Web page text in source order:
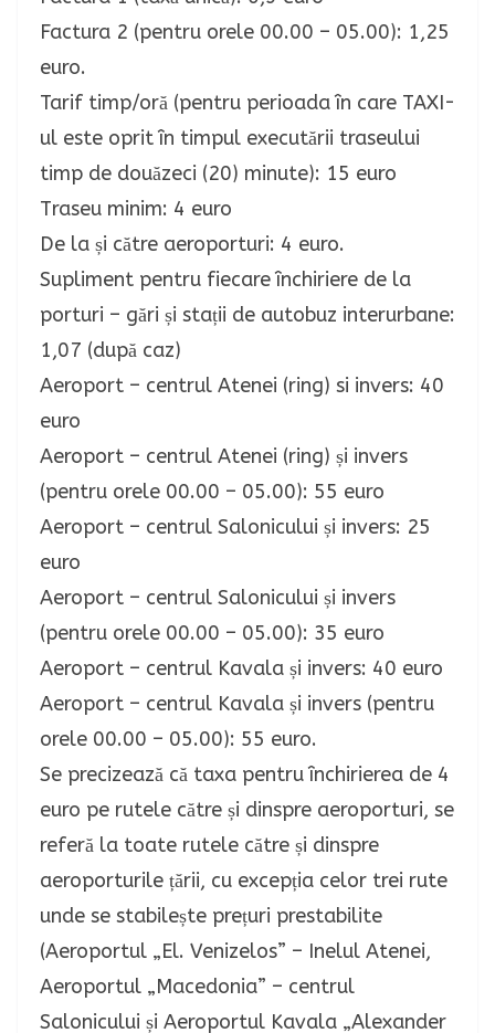
Factura 2 (pentru orele 00.00 – 05.00): 1,25
euro.
Tarif timp/oră (pentru perioada în care TAXI-
ul este oprit în timpul executării traseului
timp de douăzeci (20) minute): 15 euro
Traseu minim: 4 euro
De la și către aeroporturi: 4 euro.
Supliment pentru fiecare închiriere de la
porturi – gări și stații de autobuz interurbane:
1,07 (după caz)
Aeroport – centrul Atenei (ring) si invers: 40
euro
Aeroport – centrul Atenei (ring) și invers
(pentru orele 00.00 – 05.00): 55 euro
Aeroport – centrul Salonicului și invers: 25
euro
Aeroport – centrul Salonicului și invers
(pentru orele 00.00 – 05.00): 35 euro
Aeroport – centrul Kavala și invers: 40 euro
Aeroport – centrul Kavala și invers (pentru
orele 00.00 – 05.00): 55 euro.
Se precizează că taxa pentru închirierea de 4
euro pe rutele către și dinspre aeroporturi, se
referă la toate rutele către și dinspre
aeroporturile țării, cu excepția celor trei rute
unde se stabilește prețuri prestabilite
(Aeroportul „El. Venizelos” – Inelul Atenei,
Aeroportul „Macedonia” – centrul
Salonicului și Aeroportul Kavala „Alexander